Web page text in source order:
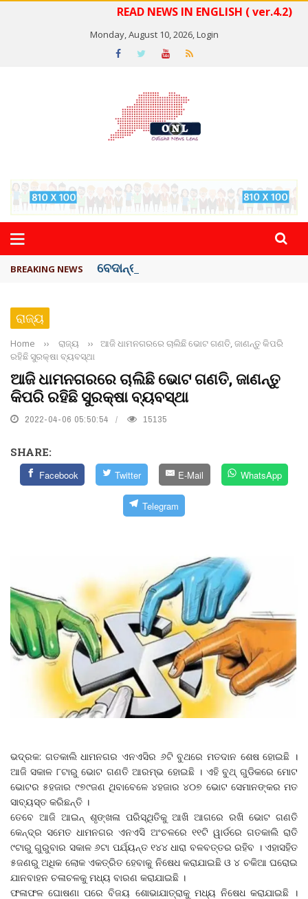
READ NEWS IN ENGLISH ( ver.4.2)
Monday, August 10, 2026,Login
BREAKING NEWS ବେଦାନ୍ତ ଆଲୁମିନିୟର ପ୍ରକଳ୍ପ ସଙ୍ଗମ ...
ରାଜ୍ୟ
Home ›› ରାଜ୍ୟ ››
ଆଜି ଧାମନଗରରେ ଚାଲିଛି ଭୋଟ ଗଣତି, ଜାଣନ୍ତୁ କିପରି
ରହିଛି ସୁରକ୍ଷା ବ୍ୟବସ୍ଥା
ଆଜି ଧାମନଗରରେ ଚାଲିଛି ଭୋଟ ଗଣତି, ଜାଣନ୍ତୁ
କିପରି ରହିଛି ସୁରକ୍ଷା ବ୍ୟବସ୍ଥା
2022-04-06 05:50:54 15135
SHARE:
Facebook Twitter E-Mail WhatsApp
Telegram
ଭଦ୍ରକ: ଗତକାଲି ଧାମନଗର ଏନଏସିର ୬ଟି ବୁଥରେ ମତଦାନ ଶେଷ ହୋଇଛି ।
ଆଜି ସକାଳ ୮ଟାରୁ ଭୋଟ ଗଣତି ଆରମ୍ଭ ହୋଇଛି । ଏହି ବୁଥ୍ ଗୁଡିକରେ ମୋଟ
ଭୋଟର ୫ହଜାର ୯୭୯ଜଣ ଥିବାବେଳେ ୪ହଜାର ୪୦୭ ଭୋଟ ସେମାନଙ୍କର ମତ
ସାବ୍ୟସ୍ତ କରିଛନ୍ତି ।
ତେବେ ଆଜି ଆଇନ୍ ଶୃଙ୍ଖଳା ପରିସ୍ଥିତିକୁ ଆଖି ଆଗରେ ରଖି ଭୋଟ ଗଣତି
କେନ୍ଦ୍ର ସମେତ ଧାମନଗର ଏନଏସି ଅଂଚଳରେ ୧୧ଟି ୱାର୍ଡରେ ଗତକାଲି ରାତି
୯ଟାରୁ ଗୁରୁବାର ସକାଳ ୬ଟା ପର୍ଯ୍ୟନ୍ତ ୧୪୪ ଧାରା ବଳବତ୍ତର ରହିବ । ଏହାସହିତ
୫ଜଣରୁ ଅଧିକ ଲୋକ ଏକତ୍ରିତ ହେବାକୁ ନିଷେଧ କରାଯାଇଛି ଓ ୪ ଚକିଆ ଘରୋଇ
ଯାନବାହନ ଚଳାଚଳକୁ ମଧ୍ୟ ବାରଣ କରାଯାଇଛି ।
ଫଳାଫଳ ଘୋଷଣା ପରେ ବିଜୟ ଶୋଭାଯାତ୍ରାକୁ ମଧ୍ୟ ନିଷେଧ କରାଯାଇଛି ।